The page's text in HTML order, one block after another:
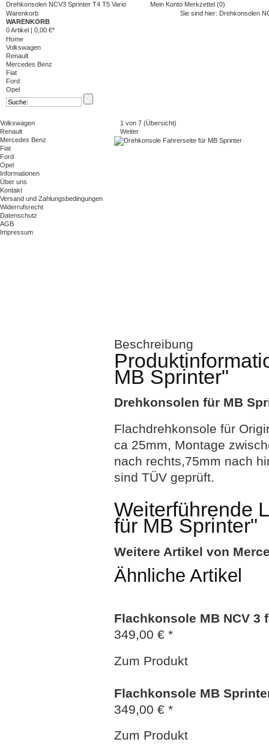
Drehkonsolen NCV3 Sprinter T4 T5 Vario Mein Konto Merkzettel (0)
Warenkorb
WARENKORB
0 Artikel | 0,00 €*
Home
Volkswagen
Renault
Mercedes Benz
Fiat
Ford
Opel
Sie sind hier: Drehkonsolen
Volkswagen
Renault
Mercedes Benz
Fiat
Ford
Opel
Informationen
Über uns
Kontakt
Versand und Zahlungsbedingungen
Widerrufsrecht
Datenschutz
AGB
Impressum
1 von 7 (Übersicht)
Weiter
Beschreibung
MB Sprinter"
Drehkonsolen für MB
Flachdrehkonsole für
ca 25mm, Montage
nach rechts,75mm nach
sind TÜV geprüft.
Weiterführende
für MB Sprinter"
Weitere Artikel von
Ähnliche Artikel
Flachkonsole MB NCV 3
349,00 € *
Zum Produkt
Flachkonsole MB
349,00 € *
Zum Produkt